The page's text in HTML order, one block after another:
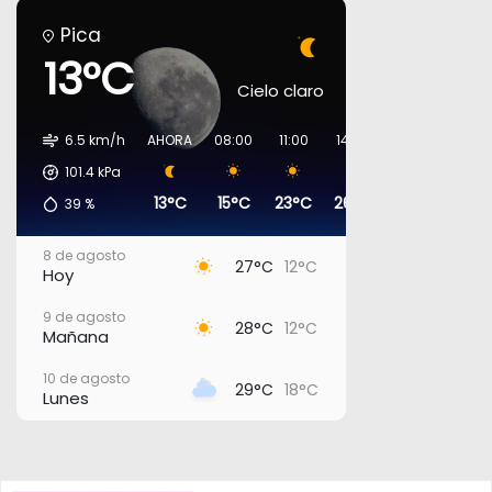
Pica
13°C Cielo claro
6.5 km/h
101.4kPa
39 %
AHORA
13°C
08:00
15°C
11:00
23°C
14:00
26°C
8 de agosto
Hoy 27°C 12°C
9 de agosto
Mañana 28°C 12°C
10 de agosto
Lunes 29°C 18°C